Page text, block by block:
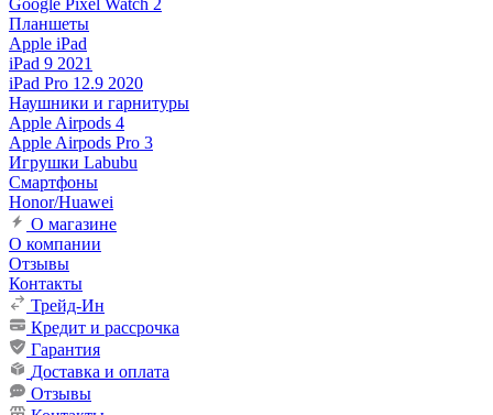
Google Pixel Watch 2
Планшеты
Apple iPad
iPad 9 2021
iPad Pro 12.9 2020
Наушники и гарнитуры
Apple Airpods 4
Apple Airpods Pro 3
Игрушки Labubu
Смартфоны
Honor/Huawei
О магазине
О компании
Отзывы
Контакты
Трейд-Ин
Кредит и рассрочка
Гарантия
Доставка и оплата
Отзывы